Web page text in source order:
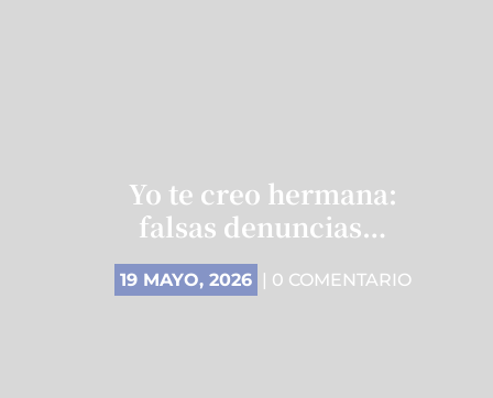
Yo te creo hermana:
falsas denuncias…
19 MAYO, 2026 | 0 COMENTARIO